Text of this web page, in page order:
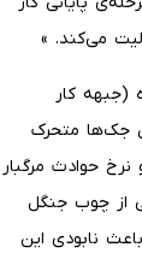
می‌کند. »
(جبهه کار
جک‌ها متحرک
حوادث مرگبار
از چوب جنگل
نابودی این